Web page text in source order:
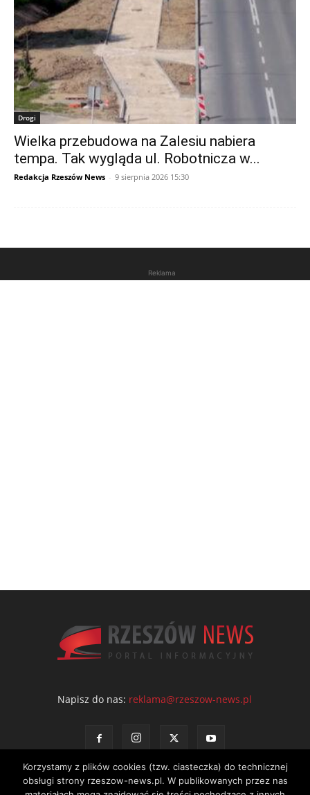
Drogi
Wielka przebudowa na Zalesiu nabiera
tempa. Tak wygląda ul. Robotnicza w...
Redakcja Rzeszów News - 9 sierpnia 2026 15:30
Reklama
Napisz do nas: reklama@rzeszow-news.pl
Korzystamy z plików cookies (tzw. ciasteczka) do technicznej
obsługi strony rzeszow-news.pl. W publikowanych przez nas